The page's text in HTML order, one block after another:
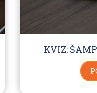
KVIZ: